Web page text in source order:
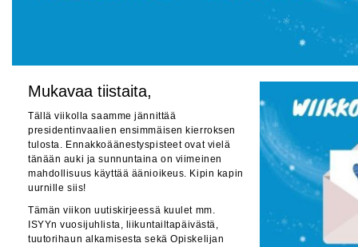
Mukavaa tiistaita,
Tällä viikolla saamme jännittää
presidentinvaalien ensimmäisen kierroksen
tulosta. Ennakkoäänestyspisteet ovat vielä
tänään auki ja sunnuntaina on viimeinen
mahdollisuus käyttää äänioikeus. Kipin kapin
uurnille siis!
Tämän viikon uutiskirjeessä kuulet mm.
ISYYn vuosijuhlista, liikuntailtapäivästä,
tuutorihaun alkamisesta sekä Opiskelijan